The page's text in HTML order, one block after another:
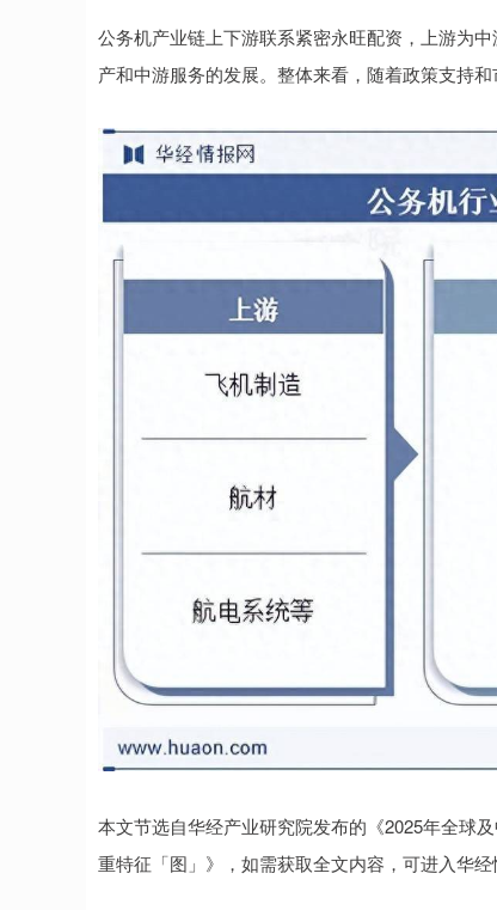
公务机产业链上下游联系紧密永旺配资，上游为
产和中游服务的发展。整体来看，随着政策支持
本文节选自华经产业研究院发布的《2025年全球
重特征「图」》，如需获取全文内容，可进入华经